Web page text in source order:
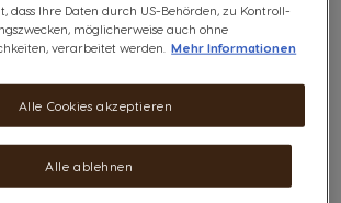
mit anderen aktuellen Angeboten
einschließlich Gutscheinen,
Vorteilspacks.
ist der Nutri-Score?
Gusto® Latte Macchiato
dass Ihre Daten durch US-Behörden, zu Kontroll-
möglicherweise auch ohne
verarbeitet werden.
Mehr Informationen
Alle ablehnen
Alle Cookies akzeptieren